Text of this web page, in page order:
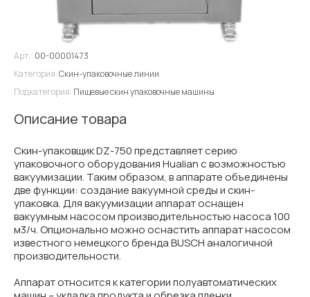
Арт.: 00-00001473
Категория:Скин-упаковочные линии
Подкатегория: Пищевые скин упаковочные машины
Описание товара
Скин-упаковщик DZ-750 представляет серию
упаковочного оборудования Hualian с возможностью
вакуумизации. Таким образом, в аппарате объединены
две функции: создание вакуумной среды и скин-
упаковка. Для вакуумизации аппарат оснащен
вакуумным насосом производительностью насоса 100
м3/ч. Опционально можно оснастить аппарат насосом
известного немецкого бренда BUSCH аналогичной
производительности.
Аппарат относится к категории полуавтоматических